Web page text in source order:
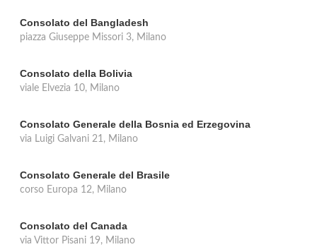
Consolato del Bangladesh
piazza Giuseppe Missori 3, Milano
Consolato della Bolivia
viale Elvezia 10, Milano
Consolato Generale della Bosnia ed Erzegovina
via Luigi Galvani 21, Milano
Consolato Generale del Brasile
corso Europa 12, Milano
Consolato del Canada
via Vittor Pisani 19, Milano